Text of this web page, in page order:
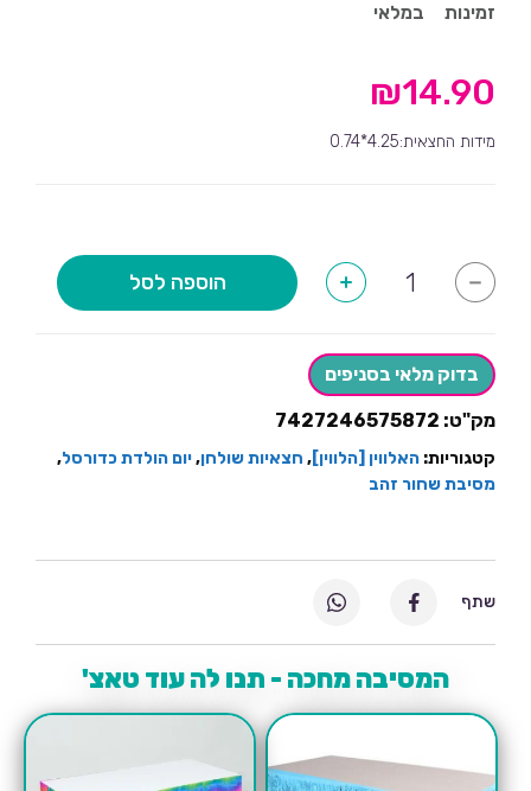
זמינות במלאי
₪14.90
מידות החצאית:4.25*0.74
-
של
+ הוספה לסל
בדוק מלאי בסניפים
מק"ט: 7427246575872
קטגוריות: האלווין [הלווין], חצאיות שולחן,יום הולדת כדורסל,
מסיבת שחור זהב
המסיבה מחכה - תנו לה עוד טאצ'
שתף